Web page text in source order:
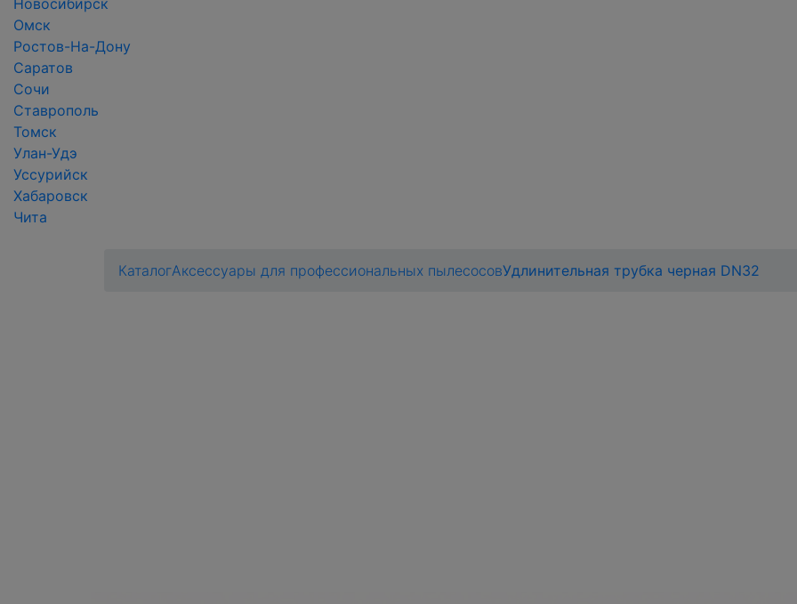
Новосибирск
Омск
Ростов-На-Дону
Саратов
Сочи
Ставрополь
Томск
Улан-Удэ
Уссурийск
Хабаровск
Чита
КаталогАксессуары для профессиональных пылесосовУдлинительная трубка черная DN32